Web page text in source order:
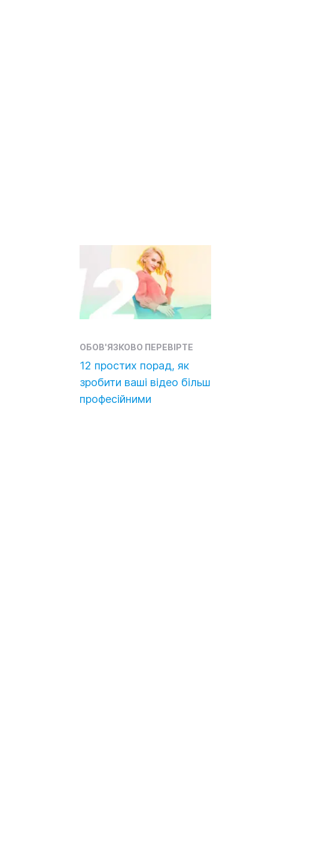
ОБОВ'ЯЗКОВО ПЕРЕВІРТЕ
12 простих порад, як
зробити ваші відео більш
професійними